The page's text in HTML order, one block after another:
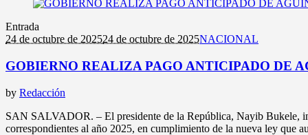
Entrada
24 de octubre de 202524 de octubre de 2025NACIONAL
GOBIERNO REALIZA PAGO ANTICIPADO DE
by Redacción
SAN SALVADOR. – El presidente de la República, Nayib Bukele,
correspondientes al año 2025, en cumplimiento de la nueva ley que